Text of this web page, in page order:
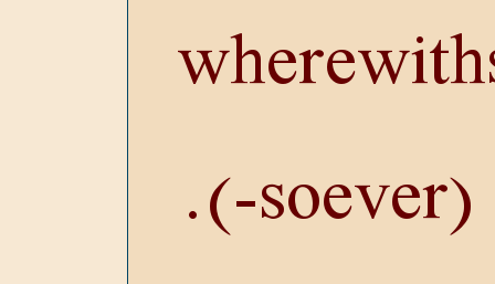
(-soever).